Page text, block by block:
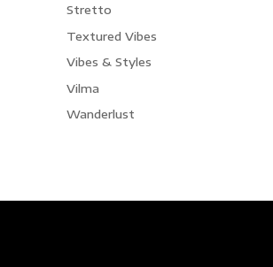
Stretto
Textured Vibes
Vibes & Styles
Vilma
Wanderlust